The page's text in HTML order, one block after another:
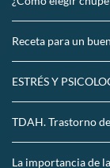
Receta para un
ESTRÉS Y
TDAH. Trastorno
La importancia de